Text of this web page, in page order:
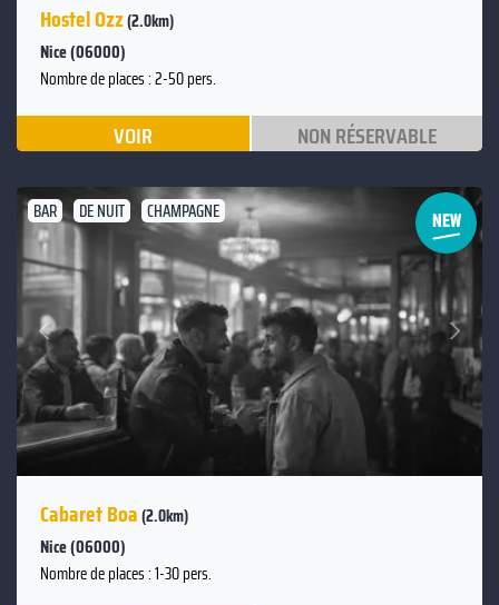
Hostel Ozz(2.0km)
Nice (06000)
Nombre de places : 2-50 pers.
VOIR NON RÉSERVABLE
BAR DE NUIT CHAMPAGNE
Précédent
Suivant
Cabaret Boa(2.0km)
Nice (06000)
Nombre de places : 1-30 pers.